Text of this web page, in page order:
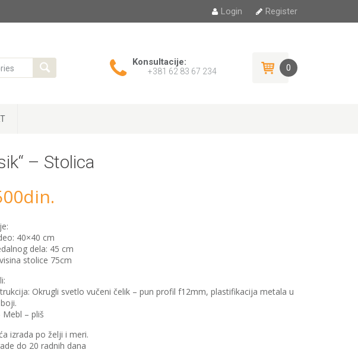
Login Register
Konsultacije:
+381 62 83 67 234 0
– Stolica
din.
40×40 cm
dela: 45 cm
stolice 75cm
Okrugli svetlo vučeni čelik – pun profil f12mm, plastifikacija metala u
Mebl – pliš
izrada po želji i meri.
do 20 radnih dana